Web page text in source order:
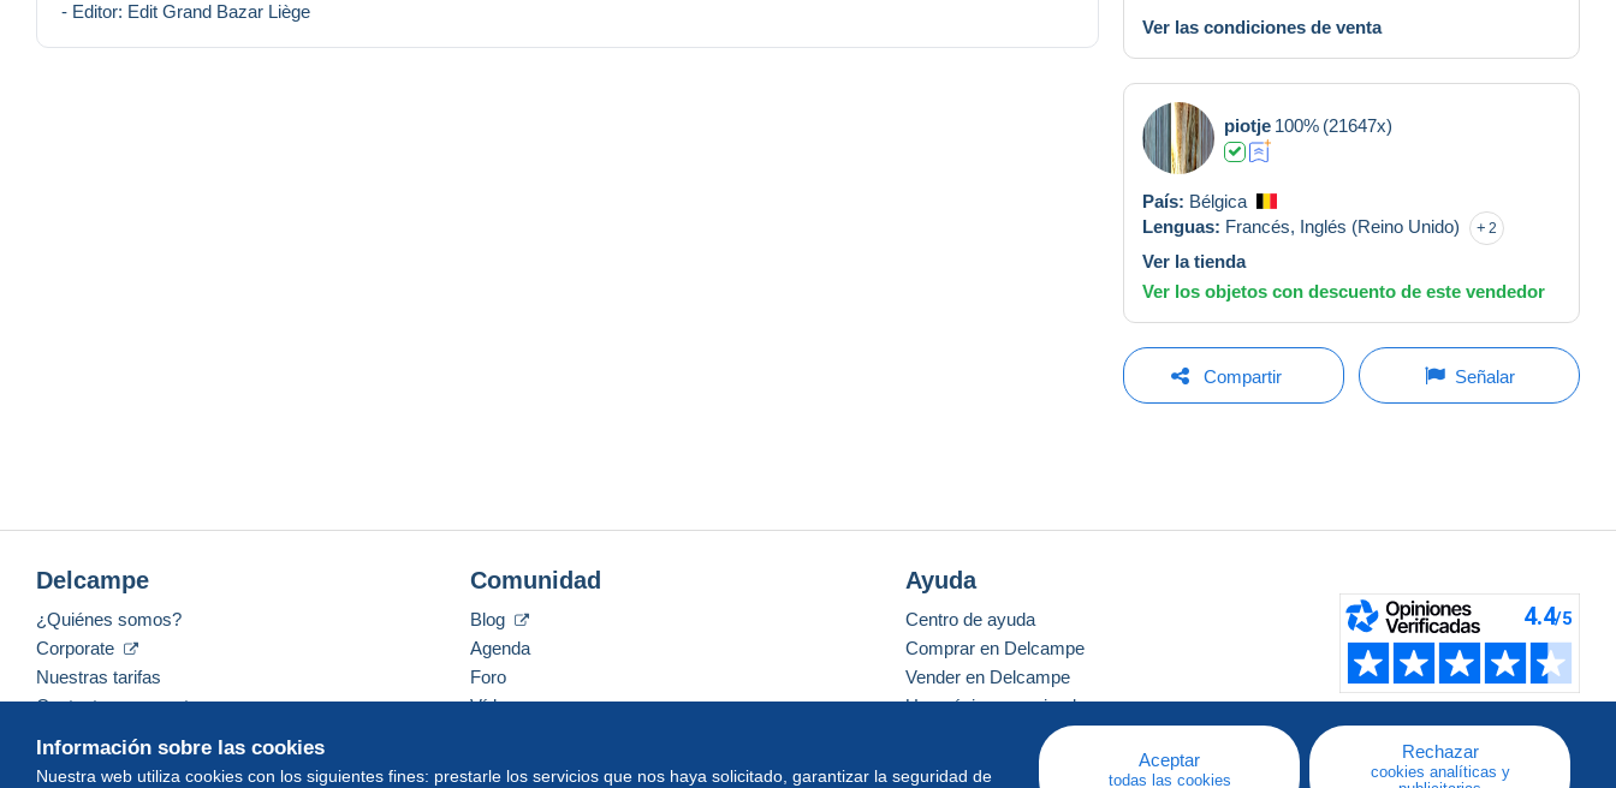
- Editor: Edit Grand Bazar Liège
Ver las condiciones de venta
piotje 100% (21647x)
País: Bélgica
Lenguas: Francés, Inglés (Reino Unido) 2
Ver la tienda
Ver los objetos con descuento de este vendedor
Compartir Señalar
Información sobre las cookies
Nuestra web utiliza cookies con los siguientes fines: prestarle los servicios que nos haya solicitado, garantizar la seguridad de
Aceptar
todas las cookies
Rechazar
cookies analíticas y
Delcampe
¿Quiénes somos?
Corporate
Nuestras tarifas
Contacte con nosotros
Comunidad
Blog
Agenda
Foro
Vídeos
Ayuda
Centro de ayuda
Comprar en Delcampe
Vender en Delcampe
Una página securizada